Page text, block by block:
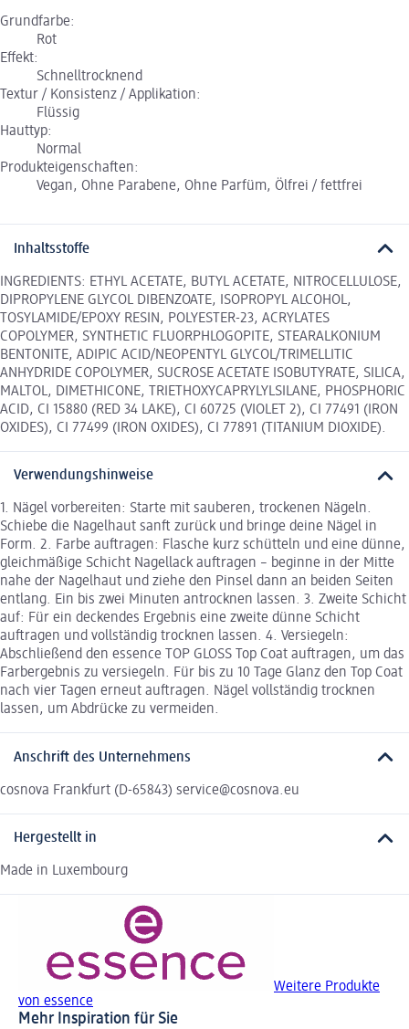
Grundfarbe:
Rot
Effekt:
Schnelltrocknend
Textur / Konsistenz / Applikation:
Flüssig
Hauttyp:
Normal
Produkteigenschaften:
Vegan, Ohne Parabene, Ohne Parfüm, Ölfrei / fettfrei
Inhaltsstoffe
INGREDIENTS: ETHYL ACETATE, BUTYL ACETATE, NITROCELLULOSE,
DIPROPYLENE GLYCOL DIBENZOATE, ISOPROPYL ALCOHOL,
TOSYLAMIDE/EPOXY RESIN, POLYESTER-23, ACRYLATES
COPOLYMER, SYNTHETIC FLUORPHLOGOPITE, STEARALKONIUM
BENTONITE, ADIPIC ACID/NEOPENTYL GLYCOL/TRIMELLITIC
ANHYDRIDE COPOLYMER, SUCROSE ACETATE ISOBUTYRATE, SILICA,
MALTOL, DIMETHICONE, TRIETHOXYCAPRYLYLSILANE, PHOSPHORIC
ACID, CI 15880 (RED 34 LAKE), CI 60725 (VIOLET 2), CI 77491 (IRON
OXIDES), CI 77499 (IRON OXIDES), CI 77891 (TITANIUM DIOXIDE).
Verwendungshinweise
1. Nägel vorbereiten: Starte mit sauberen, trockenen Nägeln.
Schiebe die Nagelhaut sanft zurück und bringe deine Nägel in
Form. 2. Farbe auftragen: Flasche kurz schütteln und eine dünne,
gleichmäßige Schicht Nagellack auftragen – beginne in der Mitte
nahe der Nagelhaut und ziehe den Pinsel dann an beiden Seiten
entlang. Ein bis zwei Minuten antrocknen lassen. 3. Zweite Schicht
auf: Für ein deckendes Ergebnis eine zweite dünne Schicht
auftragen und vollständig trocknen lassen. 4. Versiegeln:
Abschließend den essence TOP GLOSS Top Coat auftragen, um das
Farbergebnis zu versiegeln. Für bis zu 10 Tage Glanz den Top Coat
nach vier Tagen erneut auftragen. Nägel vollständig trocknen
lassen, um Abdrücke zu vermeiden.
Anschrift des Unternehmens
cosnova Frankfurt (D-65843) service@cosnova.eu
Hergestellt in
Made in Luxembourg
Weitere Produkte
von essence
Mehr Inspiration für Sie